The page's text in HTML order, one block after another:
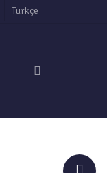
Türkçe